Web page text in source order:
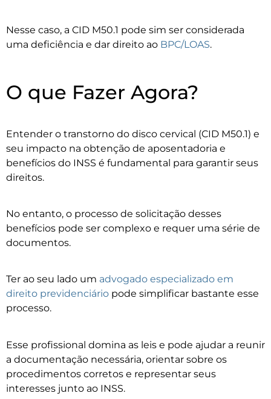
Nesse caso, a CID M50.1 pode sim ser considerada
uma deficiência e dar direito ao BPC/LOAS.
O que Fazer Agora?
Entender o transtorno do disco cervical (CID M50.1) e
seu impacto na obtenção de aposentadoria e
benefícios do INSS é fundamental para garantir seus
direitos.
No entanto, o processo de solicitação desses
benefícios pode ser complexo e requer uma série de
documentos.
Ter ao seu lado um advogado especializado em
direito previdenciário pode simplificar bastante esse
processo.
Esse profissional domina as leis e pode ajudar a reunir
a documentação necessária, orientar sobre os
procedimentos corretos e representar seus
interesses junto ao INSS.